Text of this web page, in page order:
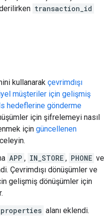
transaction_id
kullanarak çevrimdışı
müşteriler için gelişmiş
hedeflerine gönderme
için şifrelemeyi nasıl
için güncellenen
APP , IN_STORE , PHONE ve
Çevrimdışı dönüşümler ve
gelişmiş dönüşümler için
alanı eklendi.